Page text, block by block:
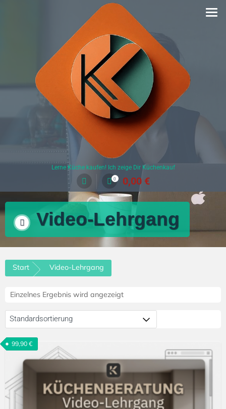
Lerne Küche kaufen! Ich zeige Dir Küchenkauf
0 0,00 €
Video-Lehrgang
Start Video-Lehrgang
Einzelnes Ergebnis wird angezeigt
99,90 €